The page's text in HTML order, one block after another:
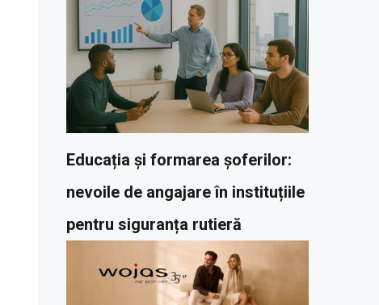
Educația și formarea șoferilor:
nevoile de angajare în instituțiile
pentru siguranța rutieră